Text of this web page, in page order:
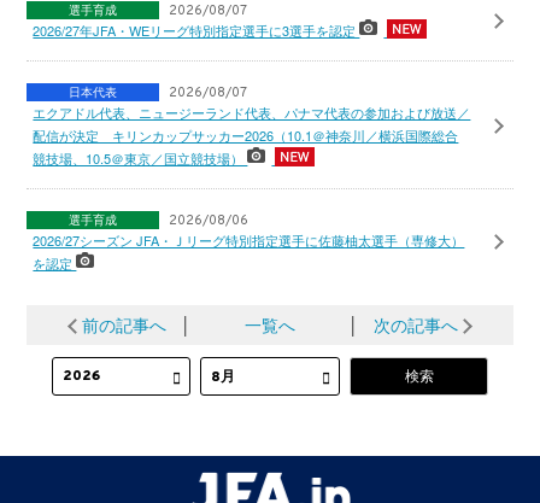
選手育成 2026/08/07
2026/27年JFA・WEリーグ特別指定選手に3選手を認定
日本代表 2026/08/07
エクアドル代表、ニュージーランド代表、パナマ代表の参加および放送／
配信が決定 キリンカップサッカー2026（10.1＠神奈川／横浜国際総合
競技場、10.5＠東京／国立競技場）
選手育成 2026/08/06
2026/27シーズン JFA・Ｊリーグ特別指定選手に佐藤柚太選手（専修大）
を認定
前の記事へ 一覧へ 次の記事へ